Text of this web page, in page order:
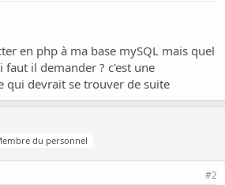
en php à ma base mySQL mais quel
faut il demander ? c'est une
qui devrait se trouver de suite
du personnel
#2